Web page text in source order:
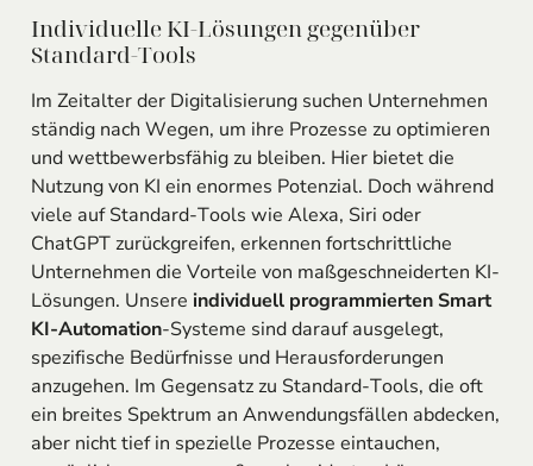
Individuelle KI-Lösungen gegenüber
Standard-Tools
Im Zeitalter der Digitalisierung suchen Unternehmen
ständig nach Wegen, um ihre Prozesse zu optimieren
und wettbewerbsfähig zu bleiben. Hier bietet die
Nutzung von KI ein enormes Potenzial. Doch während
viele auf Standard-Tools wie Alexa, Siri oder
ChatGPT zurückgreifen, erkennen fortschrittliche
Unternehmen die Vorteile von maßgeschneiderten KI-
Lösungen. Unsere individuell programmierten Smart
KI-Automation-Systeme sind darauf ausgelegt,
spezifische Bedürfnisse und Herausforderungen
anzugehen. Im Gegensatz zu Standard-Tools, die oft
ein breites Spektrum an Anwendungsfällen abdecken,
aber nicht tief in spezielle Prozesse eintauchen,